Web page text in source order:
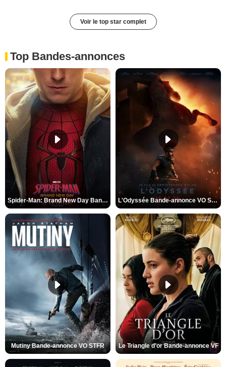
Voir le top star complet
Top Bandes-annonces
Spider-Man: Brand New Day Bande-annonce VO STFR L'Odyssée Bande-annonce VO STFR
Mutiny Bande-annonce VO STFR Le Triangle d'or Bande-annonce VF